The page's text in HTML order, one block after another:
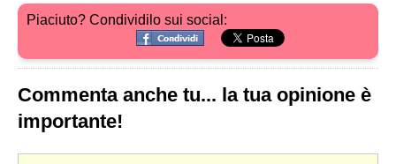
Piaciuto? Condividilo sui social:
Commenta anche tu... la tua opinione è
importante!